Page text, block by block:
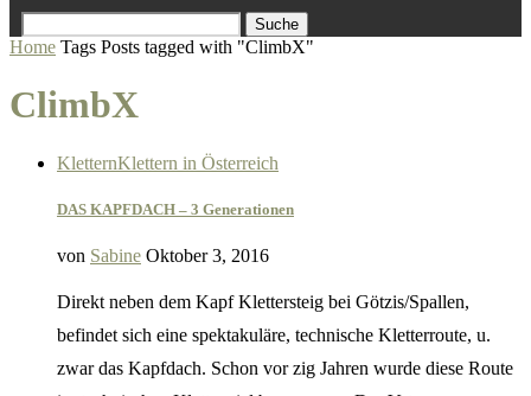
Suche
Home Tags Posts tagged with "ClimbX"
ClimbX
KletternKlettern in Österreich
DAS KAPFDACH – 3 Generationen
von Sabine Oktober 3, 2016
Direkt neben dem Kapf Klettersteig bei Götzis/Spallen,
befindet sich eine spektakuläre, technische Kletterroute, u.
zwar das Kapfdach. Schon vor zig Jahren wurde diese Route